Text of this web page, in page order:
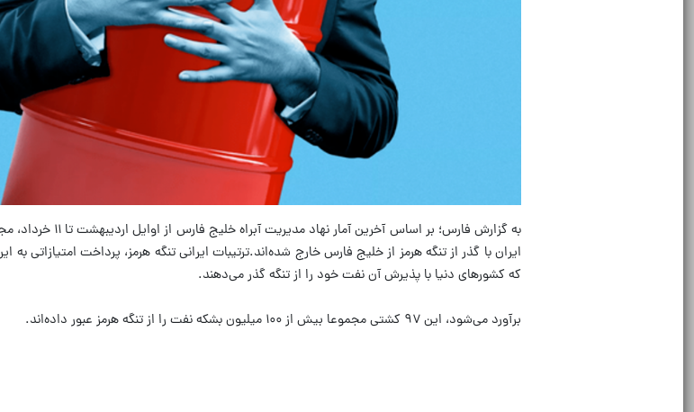
ایران با گذر از تنگه هرمز از خلیج فارس خارج شده‌اند.ترتیبات ایرانی تنگه هرمز، پرداخت امتیازاتی
که کشورهای دنیا با پذیرش آن نفت خود را از تنگه گذر می‌دهند.
برآورد می‌شود، این ۹۷ کشتی مجموعا بیش از ۱۰۰ میلیون بشکه نفت را از تنگه هرمز عبور داده‌اند.